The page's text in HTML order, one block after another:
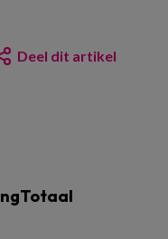
Deel dit artikel